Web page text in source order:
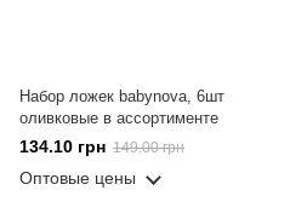
Набор ложек babynova, 6шт
оливковые в ассортименте
134.10 грн 149.00 грн
Оптовые цены